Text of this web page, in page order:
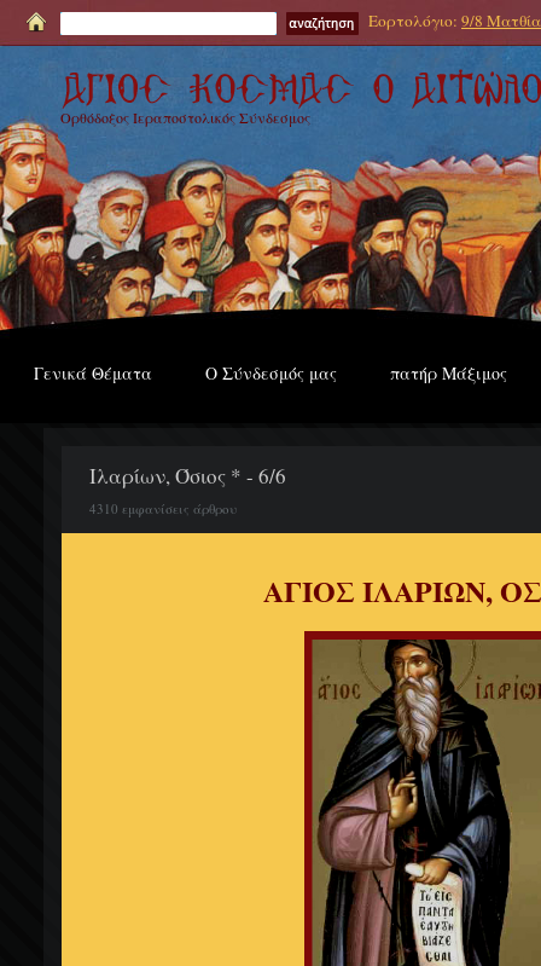
Εορτολόγιο: 9/8
Ορθόδοξος Ιεραποστολικός Σύνδεσμος
Γενικά Θέματα Ο Σύνδεσμός μας πατήρ Μάξιμος
Ιλαρίων, Όσιος * - 6/6
4310 εμφανίσεις άρθρου
ΑΓΙΟΣ ΙΛΑΡΙΩΝ,